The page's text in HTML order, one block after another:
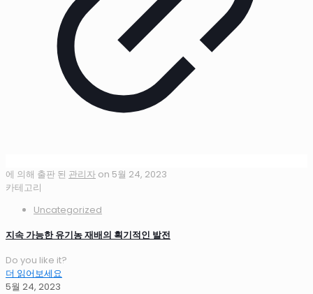
에 의해 출판 된 관리자 on 5월 24, 2023
카테고리
Uncategorized
지속 가능한 유기농 재배의 획기적인 발전
Do you like it?
더 읽어보세요
5월 24, 2023